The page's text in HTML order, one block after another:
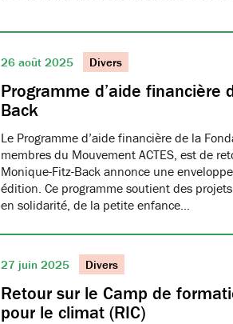
26 août 2025 Divers
Programme d’aide financière
Back
Le Programme d’aide financière de la
membres du Mouvement ACTES, est de
Monique-Fitz-Back annonce une
édition. Ce programme soutient des
en solidarité, de la petite enfance…
27 juin 2025 Divers
Retour sur le Camp de
pour le climat (RIC)